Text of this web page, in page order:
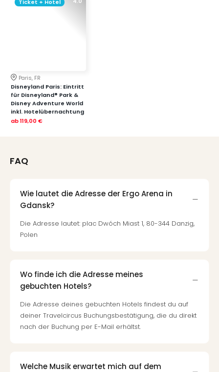
Ticket + Hotel
Paris, FR
Disneyland Paris: Eintritt
für Disneyland® Park &
Disney Adventure World
inkl. Hotelübernachtung
ab119,00 €
FAQ
Wie lautet die Adresse der Ergo Arena in
Gdansk?
Die Adresse lautet: plac Dwóch Miast 1, 80-344 Danzig,
Polen
Wo finde ich die Adresse meines
gebuchten Hotels?
Die Adresse deines gebuchten Hotels findest du auf
deiner Travelcircus Buchungsbestätigung, die du direkt
nach der Buchung per E-Mail erhältst.
Welche Musik erwartet mich auf dem